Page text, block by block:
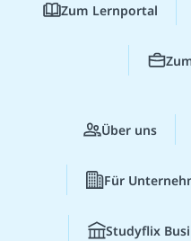
Zum Lernportal
Über uns
Für
Studyflix